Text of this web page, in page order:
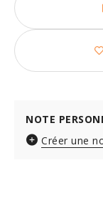
NOTE
Créer une